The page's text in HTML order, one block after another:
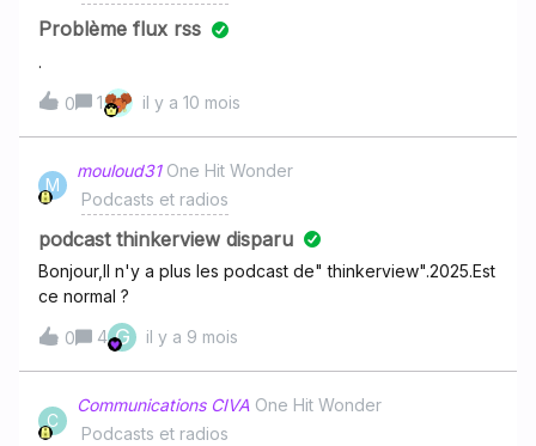
Problème flux rss
.
0 1 il y a 10 mois
M
mouloud31 One Hit Wonder
Podcasts et radios
podcast thinkerview disparu
Bonjour,Il n'y a plus les podcast de" thinkerview".2025.Est
ce normal ?
0 4 G il y a 9 mois
C
Communications CIVA One Hit Wonder
Podcasts et radios